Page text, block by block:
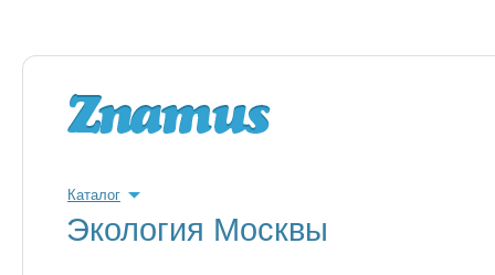
Каталог
Экология Москвы